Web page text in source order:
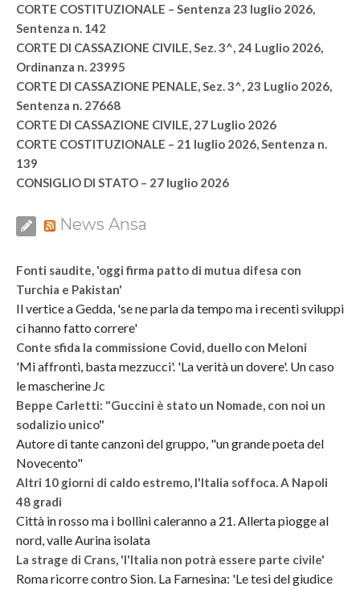
CORTE COSTITUZIONALE – Sentenza 23 luglio 2026,
Sentenza n. 142
CORTE DI CASSAZIONE CIVILE, Sez. 3^, 24 Luglio 2026,
Ordinanza n. 23995
CORTE DI CASSAZIONE PENALE, Sez. 3^, 23 Luglio 2026,
Sentenza n. 27668
CORTE DI CASSAZIONE CIVILE, 27 Luglio 2026
CORTE COSTITUZIONALE – 21 luglio 2026, Sentenza n.
139
CONSIGLIO DI STATO – 27 luglio 2026
News Ansa
Fonti saudite, 'oggi firma patto di mutua difesa con
Turchia e Pakistan'
Il vertice a Gedda, 'se ne parla da tempo ma i recenti sviluppi
ci hanno fatto correre'
Conte sfida la commissione Covid, duello con Meloni
'Mi affronti, basta mezzucci'. 'La verità un dovere'. Un caso
le mascherine Jc
Beppe Carletti: "Guccini è stato un Nomade, con noi un
sodalizio unico"
Autore di tante canzoni del gruppo, "un grande poeta del
Novecento"
Altri 10 giorni di caldo estremo, l'Italia soffoca. A Napoli
48 gradi
Città in rosso ma i bollini caleranno a 21. Allerta piogge al
nord, valle Aurina isolata
La strage di Crans, 'l'Italia non potrà essere parte civile'
Roma ricorre contro Sion. La Farnesina: 'Le tesi del giudice